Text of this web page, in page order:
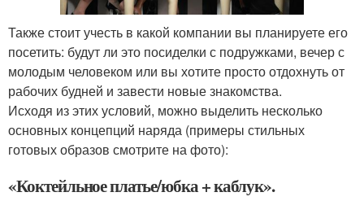
Также стоит учесть в какой компании вы планируете его
посетить: будут ли это посиделки с подружками, вечер с
молодым человеком или вы хотите просто отдохнуть от
рабочих будней и завести новые знакомства.
Исходя из этих условий, можно выделить несколько
основных концепций наряда (примеры стильных
готовых образов смотрите на фото):
«Коктейльное платье/юбка + каблук».